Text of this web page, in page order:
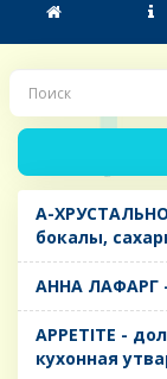
A-
бокалы,
AHHA ЛАФАРГ
APPETITE -
кухонная